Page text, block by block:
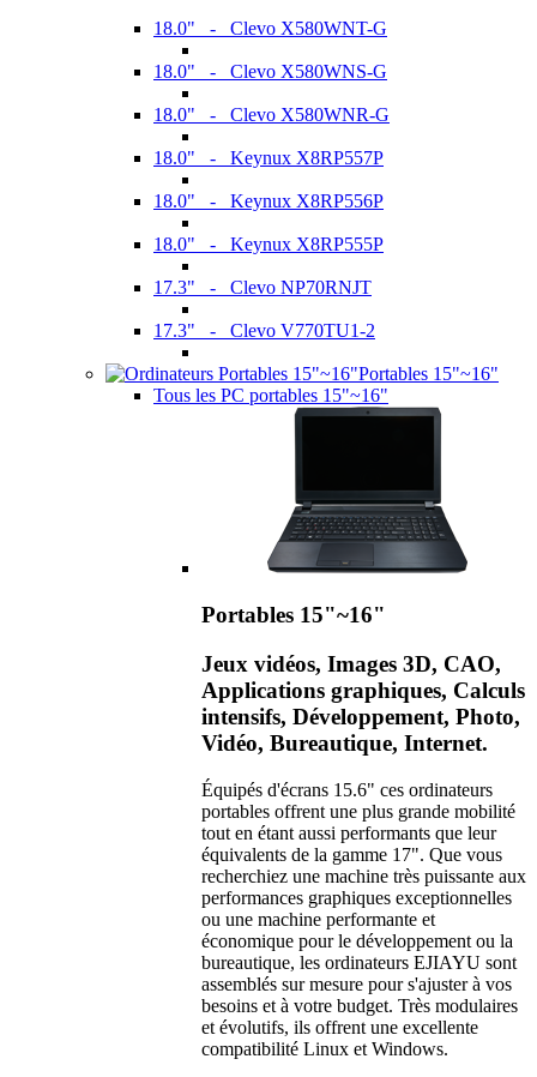
18.0" - Clevo X580WNT-G
18.0" - Clevo X580WNS-G
18.0" - Clevo X580WNR-G
18.0" - Keynux X8RP557P
18.0" - Keynux X8RP556P
18.0" - Keynux X8RP555P
17.3" - Clevo NP70RNJT
17.3" - Clevo V770TU1-2
Portables 15"~16"
Tous les PC portables 15"~16"
Portables 15"~16"
Jeux vidéos, Images 3D, CAO,
Applications graphiques, Calculs
intensifs, Développement, Photo,
Vidéo, Bureautique, Internet.
Équipés d'écrans 15.6" ces ordinateurs
portables offrent une plus grande mobilité
tout en étant aussi performants que leur
équivalents de la gamme 17". Que vous
recherchiez une machine très puissante aux
performances graphiques exceptionnelles
ou une machine performante et
économique pour le développement ou la
bureautique, les ordinateurs EJIAYU sont
assemblés sur mesure pour s'ajuster à vos
besoins et à votre budget. Très modulaires
et évolutifs, ils offrent une excellente
compatibilité Linux et Windows.